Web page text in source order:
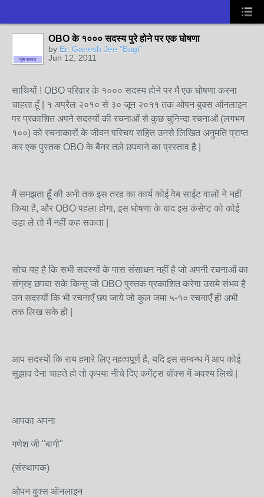
मुख्य प्रबंधक
OBO के १००० सदस्य पुरे होने पर एक घोषणा
by Er. Ganesh Jee "Bagi"
Jun 12, 2011
साथियों ! OBO परिवार के १००० सदस्य होने पर मैं एक घोषणा करना
चाहता हूँ | १ अप्रैल २०१० से ३० जून २०११ तक ओपन बुक्स ऑनलाइन
पर प्रकाशित अपने सदस्यों की रचनाओं से कुछ चुनिन्दा रचनाओं (लगभग
१००) को रचनाकारों के जीवन परिचय सहित उनसे लिखित अनुमति प्राप्त
कर एक पुस्तक OBO के बैनर तले छपवाने का प्रस्ताव है |
मैं समझता हूँ की अभी तक इस तरह का कार्य कोई वेब साईट वालों ने नहीं
किया है, और OBO पहला होगा, इस घोषणा के बाद इस कंसेप्ट को कोई
उड़ा ले तो मैं नहीं कह सकता |
सोच यह है कि सभी सदस्यों के पास संसाधन नहीं है जो अपनी रचनाओं का
संग्रह छपवा सके किन्तु जो OBO पुस्तक प्रकाशित करेगा उसमे संभव है
उन सदस्यों कि भी रचनाएँ छप जाये जो कुल जमा ५-१० रचनाएँ ही अभी
तक लिख सके हों |
आप सदस्यों कि राय हमारे लिए महत्वपूर्ण है, यदि इस सम्बन्ध में आप कोई
सुझाव देना चाहते हो तो कृपया नीचे दिए कमेंट्स बॉक्स में अवश्य लिखे |
आपका अपना
गणेश जी "बागी"
(संस्थापक)
ओपन बुक्स ऑनलाइन